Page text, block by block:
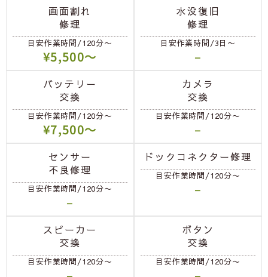
画面割れ
修理
目安作業時間/120分〜
¥5,500〜
水没復旧
修理
目安作業時間/3日〜
–
バッテリー
交換
目安作業時間/120分〜
¥7,500〜
カメラ
交換
目安作業時間/120分〜
–
センサー
不良修理
目安作業時間/120分〜
–
ドックコネクター修理
目安作業時間/120分〜
–
スピーカー
交換
目安作業時間/120分〜
ボタン
交換
目安作業時間/120分〜